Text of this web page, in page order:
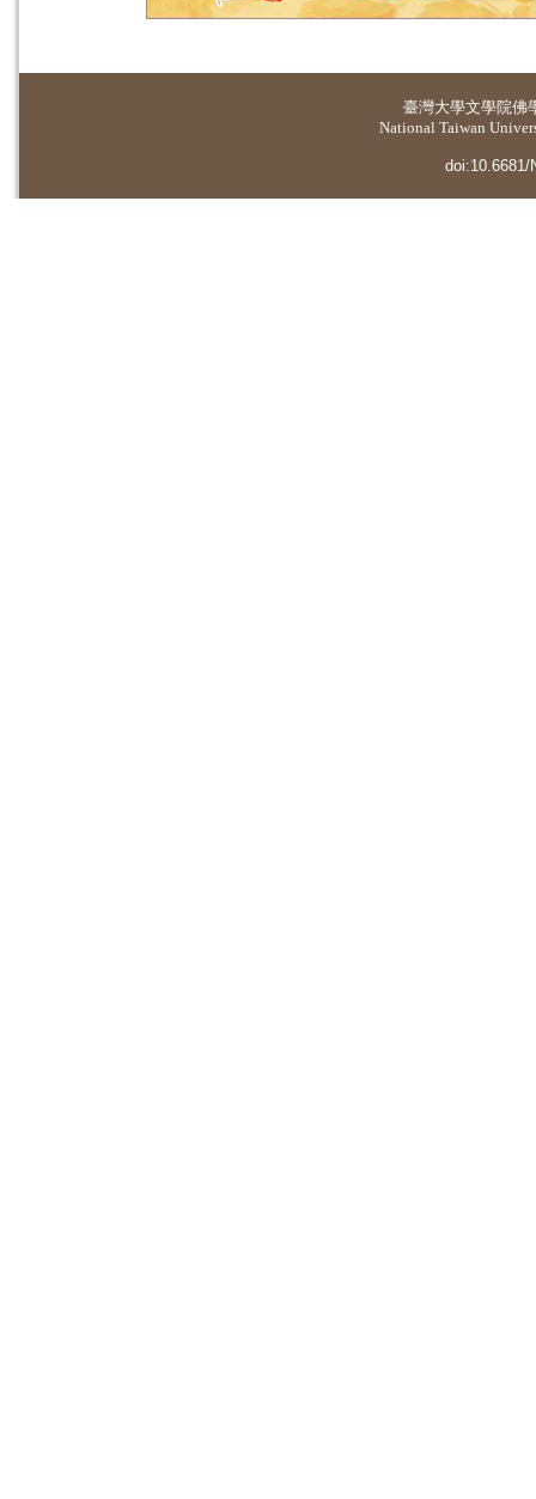
臺灣大學文學院佛
National Taiwan
doi:10.6681/